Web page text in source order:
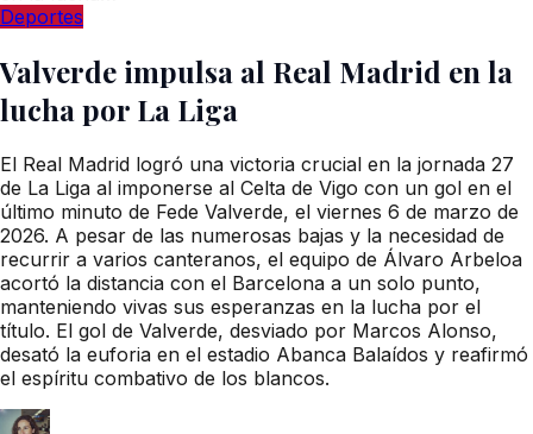
Deportes
Valverde impulsa al Real Madrid en la
lucha por La Liga
El Real Madrid logró una victoria crucial en la jornada 27
de La Liga al imponerse al Celta de Vigo con un gol en el
último minuto de Fede Valverde, el viernes 6 de marzo de
2026. A pesar de las numerosas bajas y la necesidad de
recurrir a varios canteranos, el equipo de Álvaro Arbeloa
acortó la distancia con el Barcelona a un solo punto,
manteniendo vivas sus esperanzas en la lucha por el
título. El gol de Valverde, desviado por Marcos Alonso,
desató la euforia en el estadio Abanca Balaídos y reafirmó
el espíritu combativo de los blancos.